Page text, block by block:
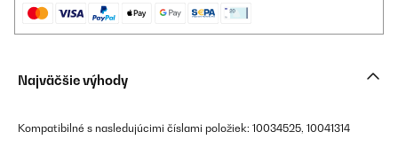
Najväčšie výhody
Kompatibilné s nasledujúcimi číslami položiek: 10034525, 10041314